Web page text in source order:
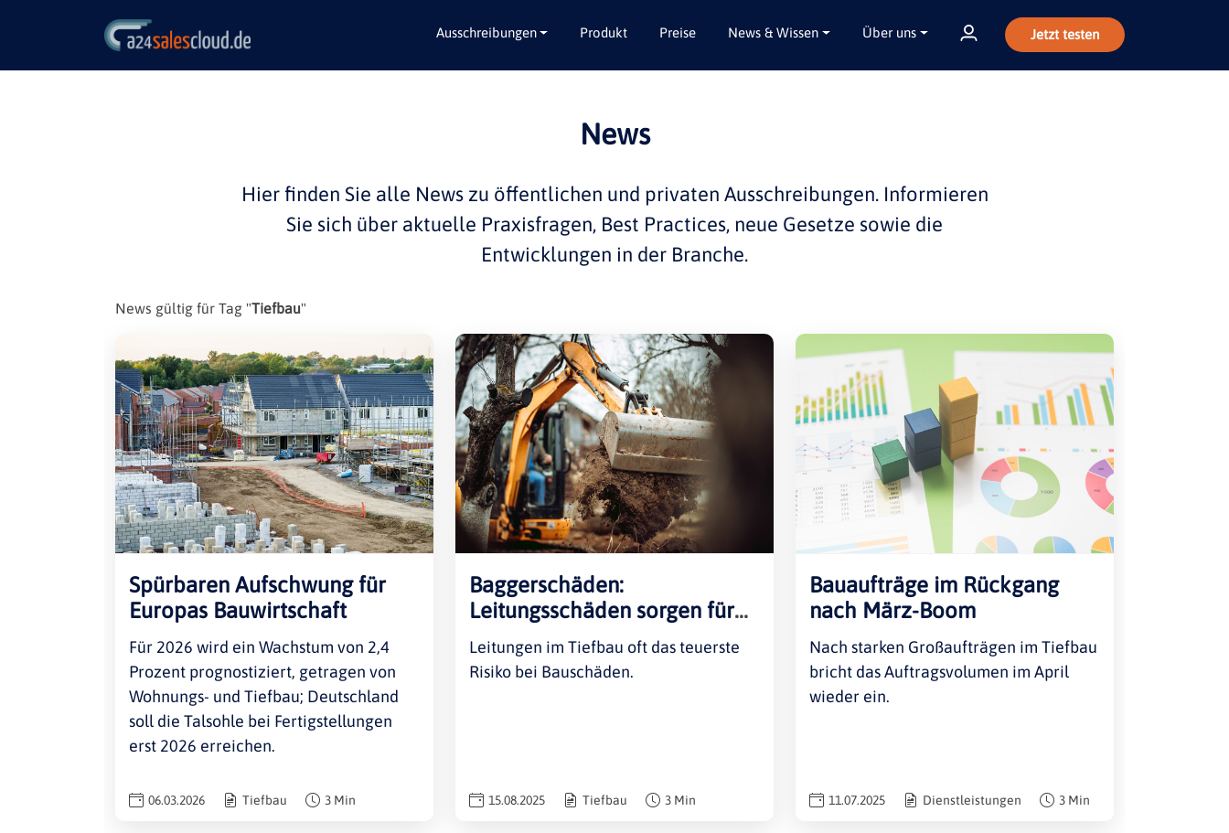
Ausschreibungen
Berlin
Brandenburg
Bremen
Mecklenburg-Vorpommern
Niedersachsen
Nordrhein-Westfalen
Rheinland-Pfalz
Saarland
Sachsen
Sachsen-Anhalt
Schleswig-Holstein
Thüringen
Beratungsleistungen
Garten- / Landschaftsbau
Gebäudeausbau
Gebäudeausstattung
Lieferungen
Planungsleistungen
Tiefbau
Verkehrsbau
Produkt Preise News & Wissen Über uns Jetzt testen
News
Hier finden Sie alle Newszu öffentlichen und privaten Ausschreibungen. Informieren
Sie sich über aktuelle Praxisfragen, Best Practices, neue Gesetze sowie die
Entwicklungen in der Branche.
News gültig für Tag "Tiefbau"
Spürbaren Aufschwung für
Europas Bauwirtschaft
Für 2026 wird ein Wachstum von 2,4
Prozent prognostiziert, getragen von
Wohnungs- und Tiefbau; Deutschland
soll die Talsohle bei Fertigstellungen
erst 2026 erreichen.
06.03.2026 Tiefbau 3 Min
Baggerschäden:
Leitungsschäden sorgen für
hohe Kosten
Leitungen im Tiefbau oft das teuerste
Risiko bei Bauschäden.
15.08.2025 Tiefbau 3 Min
Bauaufträge im Rückgang
nach März-Boom
Nach starken Großaufträgen im Tiefbau
bricht das Auftragsvolumen im April
wieder ein.
11.07.2025 Dienstleistungen 3 Min